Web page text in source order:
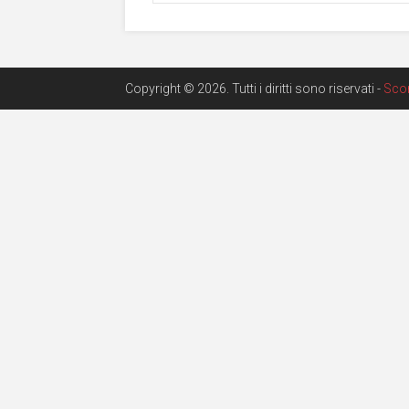
Copyright © 2026. Tutti i diritti sono riservati -